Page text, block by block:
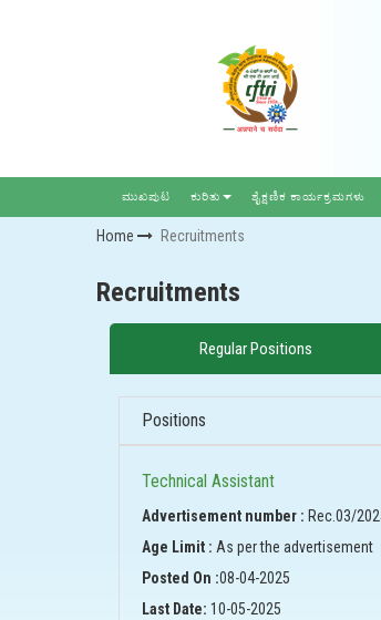
ಮುಖಪುಟ ಕುರಿತು ಶೈಕ್ಷಣಿಕ ಕಾರ್ಯಕ್ರಮಗಳು
Home Recruitments
Recruitments
Regular Positions
Positions
Technical Assistant
Advertisement number : Rec.03/
Age Limit : As per the advertisement
Posted On :08-04-2025
Last Date: 10-05-2025